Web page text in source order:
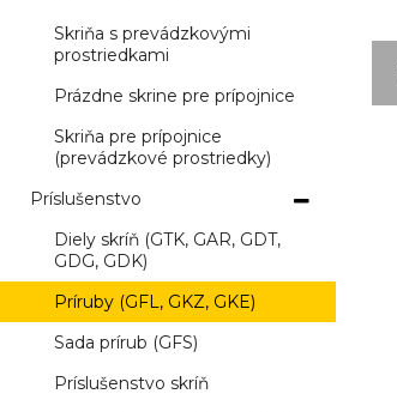
Skriňa s prevádzkovými
prostriedkami
Prázdne skrine pre prípojnice
Skriňa pre prípojnice
(prevádzkové prostriedky)
Príslušenstvo
Diely skríň (GTK, GAR, GDT,
GDG, GDK)
Príruby (GFL, GKZ, GKE)
Sada prírub (GFS)
Príslušenstvo skríň